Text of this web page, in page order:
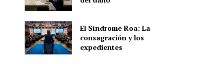
El Síndrome Roa: La
consagración y los
expedientes